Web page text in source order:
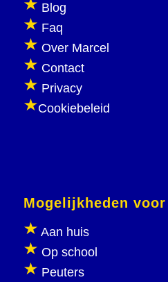
Blog
Faq
Over Marcel
Contact
Privacy
Cookiebeleid
Mogelijkheden voor
Aan huis
Op school
Peuters